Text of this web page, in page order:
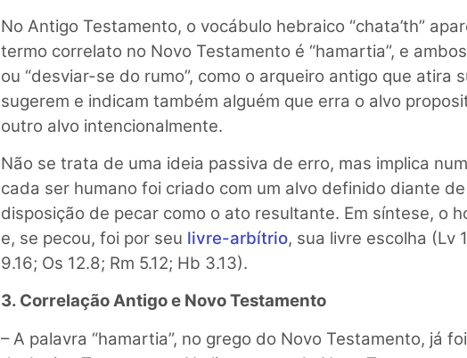
No Antigo Testamento, o vocábulo hebraico “chata’th”
termo correlato no Novo Testamento é “hamartia”, e
ou “desviar-se do rumo”, como o arqueiro antigo que atira
sugerem e indicam também alguém que erra o alvo
outro alvo intencionalmente.
Não se trata de uma ideia passiva de erro, mas implica
cada ser humano foi criado com um alvo definido diante
disposição de pecar como o ato resultante. Em síntese, o
e, se pecou, foi por seu livre-arbítrio, sua livre escolha (Lv
9.16; Os 12.8; Rm 5.12; Hb 3.13).
3. Correlação Antigo e Novo Testamento
– A palavra “hamartia”, no grego do Novo Testamento, já